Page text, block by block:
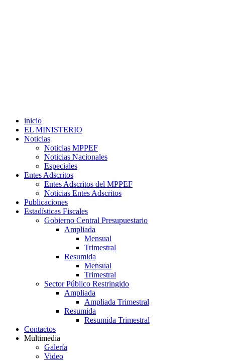
inicio
EL MINISTERIO
Noticias
Noticias MPPEF
Noticias Nacionales
Especiales
Entes Adscritos
Entes Adscritos del MPPEF
Noticias Entes Adscritos
Publicaciones
Estadísticas Fiscales
Gobierno Central Presupuestario
Ampliada
Mensual
Trimestral
Resumida
Mensual
Trimestral
Sector Público Restringido
Ampliada
Ampliada Trimestral
Resumida
Resumida Trimestral
Contactos
Multimedia
Galería
Video